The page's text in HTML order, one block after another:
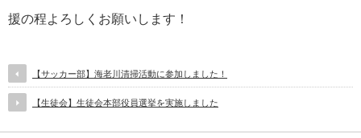
援の程よろしくお願いします！
【サッカー部】海老川清掃活動に参加しました！
【生徒会】生徒会本部役員選挙を実施しました